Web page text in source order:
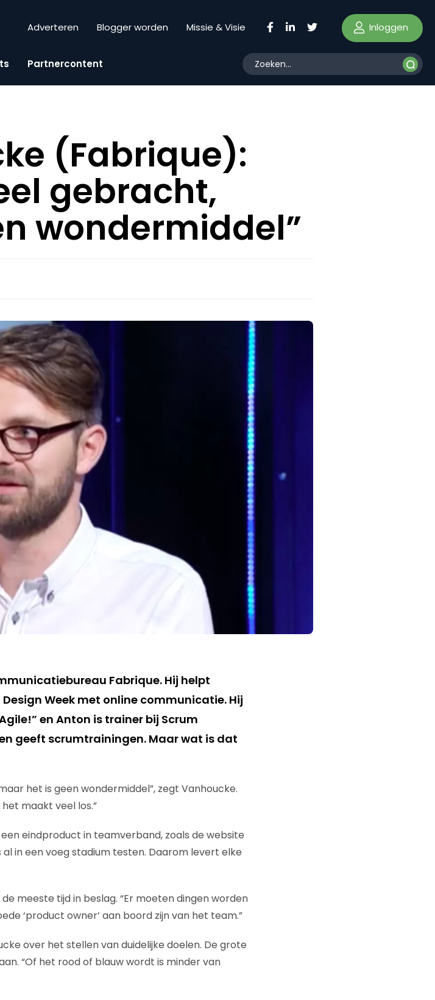
Adverteren Blogger worden Missie & Visie Inloggen
Partnercontent
(Fabrique):
gebracht,
wondermiddel”
Fabrique. Hij helpt
Week met online communicatie. Hij
en Anton is trainer bij Scrum
geeft scrumtrainingen. Maar wat is dat
het is geen wondermiddel”, zegt Vanhoucke.
maakt veel los.”
eindproduct in teamverband, zoals de website
al in een voeg stadium testen. Daarom levert elke
meeste tijd in beslag. “Er moeten dingen worden
‘product owner’ aan boord zijn van het team.”
over het stellen van duidelijke doelen. De grote
“Of het rood of blauw wordt is minder van